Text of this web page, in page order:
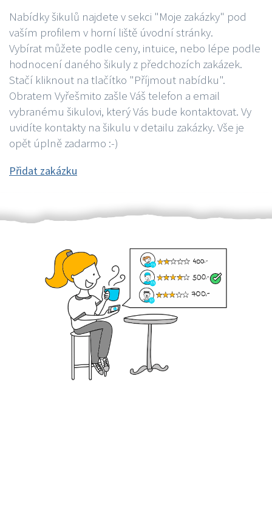
Nabídky šikulů najdete v sekci "Moje zakázky" pod
vaším profilem v horní liště úvodní stránky.
Vybírat můžete podle ceny, intuice, nebo lépe podle
hodnocení daného šikuly z předchozích zakázek.
Stačí kliknout na tlačítko "Příjmout nabídku".
Obratem Vyřešmito zašle Váš telefon a email
vybranému šikulovi, který Vás bude kontaktovat. Vy
uvidíte kontakty na šikulu v detailu zakázky. Vše je
opět úplně zadarmo :-)
Přidat zakázku